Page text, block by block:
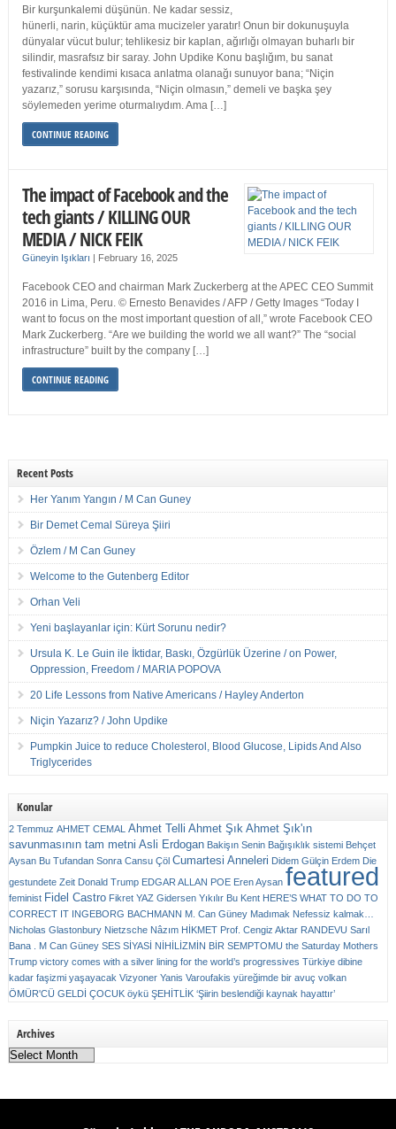
Bir kurşunkalemi düşünün. Ne kadar sessiz,
hünerli, narin, küçüktür ama mucizeler yaratır! Onun bir dokunuşuyla
dünyalar vücut bulur; tehlikesiz bir kaplan, ağırlığı olmayan buharlı bir
silindir, masrafsız bir saray. John Updike Konu başlığım, bu sanat
festivalinde kendimi kısaca anlatma olanağı sunuyor bana; “Niçin
yazarız,” sorusu karşısında, “Niçin olmasın,” demeli ve başka şey
söylemeden yerime oturmalıydım. Ama […]
CONTINUE READING
The impact of Facebook and the
tech giants / KILLING OUR
MEDIA / NICK FEIK
Güneyin Işıkları | February 16, 2025
Facebook CEO and chairman Mark Zuckerberg at the APEC CEO Summit
2016 in Lima, Peru. © Ernesto Benavides / AFP / Getty Images “Today I
want to focus on the most important question of all,” wrote Facebook CEO
Mark Zuckerberg. “Are we building the world we all want?” The “social
infrastructure” built by the company […]
CONTINUE READING
Recent Posts
Her Yanım Yangın / M Can Guney
Bir Demet Cemal Süreya Şiiri
Özlem / M Can Guney
Welcome to the Gutenberg Editor
Orhan Veli
Yeni başlayanlar için: Kürt Sorunu nedir?
Ursula K. Le Guin ile İktidar, Baskı, Özgürlük Üzerine / on Power,
Oppression, Freedom / MARIA POPOVA
20 Life Lessons from Native Americans / Hayley Anderton
Niçin Yazarız? / John Updike
Pumpkin Juice to reduce Cholesterol, Blood Glucose, Lipids And Also
Triglycerides
Konular
2 Temmuz AHMET CEMAL Ahmet Telli Ahmet Şık Ahmet Şık'ın
savunmasının tam metni Asli Erdogan Bakişın Senin Bağışıklık sistemi Behçet
Aysan Bu Tufandan Sonra Cansu Çöl Cumartesi Anneleri Didem Gülçin Erdem Die
gestundete Zeit Donald Trump EDGAR ALLAN POE Eren Aysan featured
feminist Fidel Castro Fikret YAZ Gidersen Yıkılır Bu Kent HERE’S WHAT TO DO TO
CORRECT IT INGEBORG BACHMANN M. Can Güney Madımak Nefessiz kalmak…
Nicholas Glastonbury Nietzsche Nâzım HİKMET Prof. Cengiz Aktar RANDEVU Sarıl
Bana . M Can Güney SES SİYASİ NİHİLİZMİN BİR SEMPTOMU the Saturday Mothers
Trump victory comes with a silver lining for the world’s progressives Türkiye dibine
kadar faşizmi yaşayacak Vizyoner Yanis Varoufakis yüreğimde bir avuç volkan
ÖMÜR'CÜ GELDİ ÇOCUK öykü ŞEHİTLİK ‘Şiirin beslendiği kaynak hayattır’
Archives
Archives